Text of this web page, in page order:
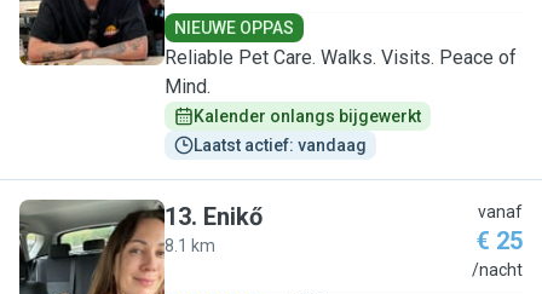
NIEUWE OPPAS
Reliable Pet Care. Walks. Visits. Peace of
Mind.
Kalender onlangs bijgewerkt
Laatst actief: vandaag
E
13. Enikő
8.1 km
vanaf
€ 25
/nacht